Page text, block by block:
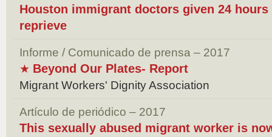
Houston immigrant doctors given 24 hours
reprieve
Informe / Comunicado de prensa – 2017
★ Beyond Our Plates- Report
Migrant Workers' Dignity Association
Artículo de periódico – 2017
This sexually abused migrant worker is